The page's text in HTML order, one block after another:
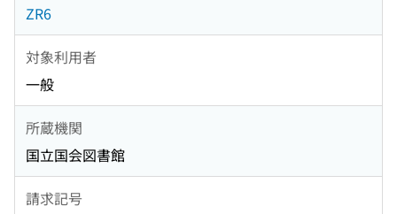
ZR6
対象利用者
一般
所蔵機関
国立国会図書館
請求記号